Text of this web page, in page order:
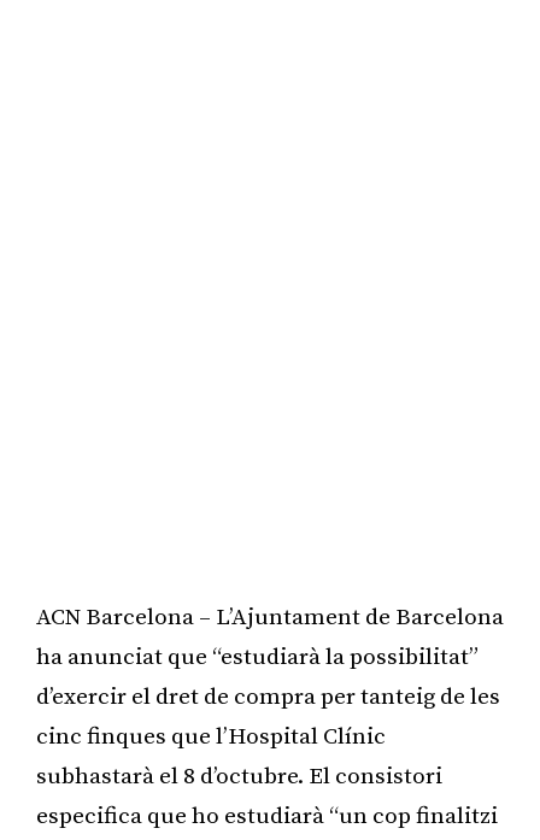
ACN Barcelona – L’Ajuntament de Barcelona
ha anunciat que “estudiarà la possibilitat”
d’exercir el dret de compra per tanteig de les
cinc finques que l’Hospital Clínic
subhastarà el 8 d’octubre. El consistori
especifica que ho estudiarà “un cop finalitzi